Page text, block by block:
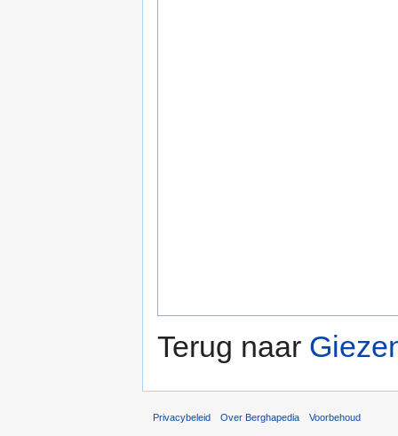
Terug naar
Privacybeleid Over Berghapedia Voorbehoud